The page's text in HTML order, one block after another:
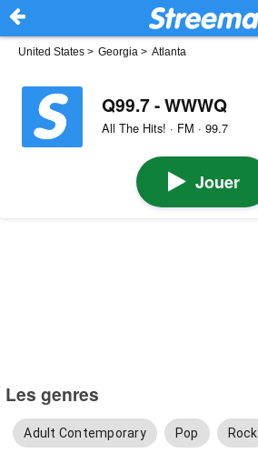
United States > Georgia > Atlanta
Q99.7 - WWWQ
All The Hits! · FM · 99.7
Jouer
Les genres
Adult Contemporary Pop Rock